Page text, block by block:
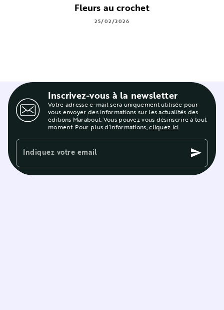
Fleurs au crochet
25/02/2026
Inscrivez-vous à la newsletter
Votre adresse e-mail sera uniquement utilisée pour
vous envoyer des informations sur les actualités des
éditions Marabout. Vous pouvez vous désinscrire à tout
moment. Pour plus d’informations,cliquez ici.
Indiquez votre email send